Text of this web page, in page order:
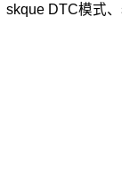
DTC模式